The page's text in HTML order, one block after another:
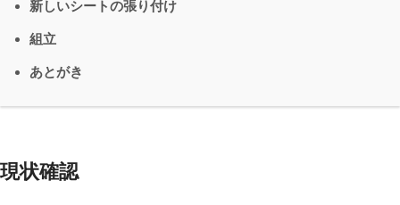
新しいシートの張り付け
組立
あとがき
現状確認